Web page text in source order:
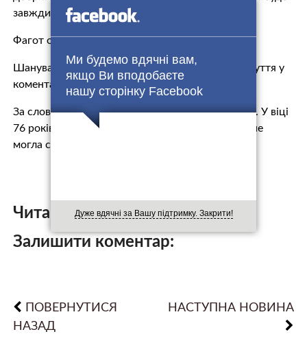
Ми будемо вдячні вам,
якщо Ви вподобаєте
нашу сторінку Facebook
Дуже вдячні за Вашу підтримку. Закрити!
завжди”, – зазначив музикант.
Фагот опублікував фотографії матері.
Шанувальники артиста висловлюють свої співчуття у
коментарях.
За словами музиканта, його мати тяжко хворіла. У віці
76 років в лютому 2017 року Алла Михайлюта не
могла самостійно встати з ліжка.
Читайте також:
Залишити коментар:
ПОВЕРНУТИСЯ
НАЗАД
НАСТУПНА НОВИНА